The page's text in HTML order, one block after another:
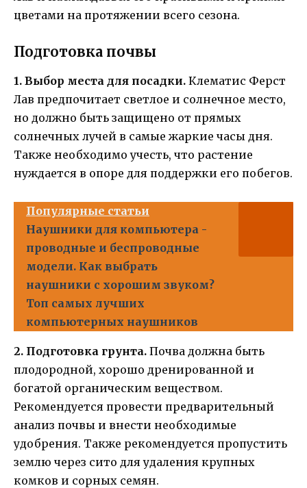
цветами на протяжении всего сезона.
Подготовка почвы
1. Выбор места для посадки. Клематис Ферст
Лав предпочитает светлое и солнечное место,
но должно быть защищено от прямых
солнечных лучей в самые жаркие часы дня.
Также необходимо учесть, что растение
нуждается в опоре для поддержки его побегов.
Популярные статьи
Наушники для компьютера -
проводные и беспроводные
модели. Как выбрать
наушники с хорошим звуком?
Топ самых лучших
компьютерных наушников
2. Подготовка грунта. Почва должна быть
плодородной, хорошо дренированной и
богатой органическим веществом.
Рекомендуется провести предварительный
анализ почвы и внести необходимые
удобрения. Также рекомендуется пропустить
землю через сито для удаления крупных
комков и сорных семян.